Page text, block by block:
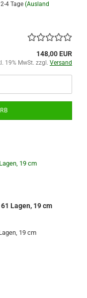
4 Tage (Ausland
148,00 EUR
19% MwSt. zzgl. Versand
Lagen, 19 cm
19 cm